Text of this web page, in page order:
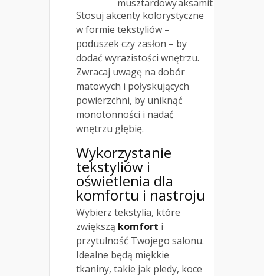
musztardowyaksamit
Stosuj akcenty kolorystyczne
w formie tekstyliów –
poduszek czy zasłon – by
dodać wyrazistości wnętrzu.
Zwracaj uwagę na dobór
matowych i połyskujących
powierzchni, by uniknąć
monotonności i nadać
wnętrzu głębię.
Wykorzystanie
tekstyliów i
oświetlenia dla
komfortu i nastroju
Wybierz tekstylia, które
zwiększą komfort i
przytulność Twojego salonu.
Idealne będą miękkie
tkaniny, takie jak pledy, koce